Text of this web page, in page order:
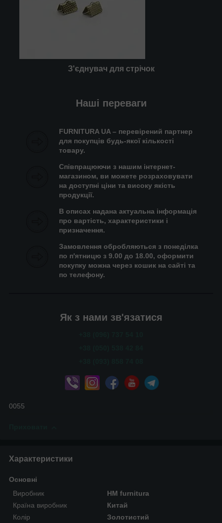
З'єднувач для стрічок
Наші переваги
FURNITURA UA – перевірений партнер
для покупців будь-якої кількості
товару.
Співпрацюючи з нашим інтернет-
магазином, ви можете розраховувати
на доступні ціни та високу якість
продукції.
В описах надана актуальна інформація
про вартість, характеристики і
призначення.
Замовлення обробляються з понеділка
по п'ятницю з 9.00 до 18.00, оформити
покупку можна через кошик на сайті та
по телефону.
Як з нами зв'язатися
0055
Характеристики
Основні
Виробник
HM furnitura
Країна виробник
Китай
Колір
Золотистий